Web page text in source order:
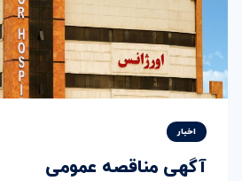
اخبار
آگهی مناقصه عمومی